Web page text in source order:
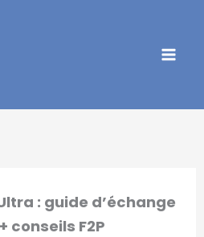
: guide d’échange
conseils F2P